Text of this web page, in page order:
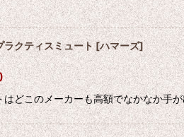
ラクティスミュート [ハマーズ]
はどこのメーカーも高額でなかなか手